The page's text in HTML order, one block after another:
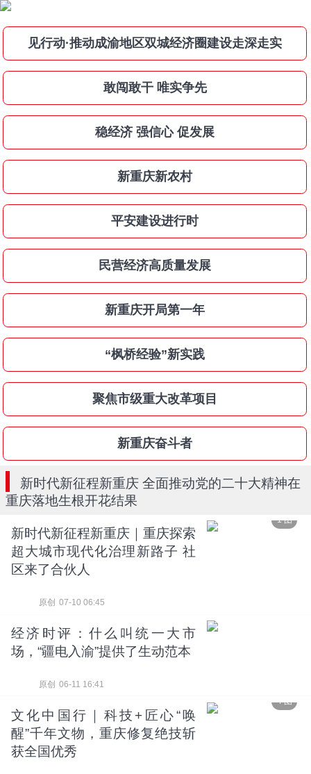
见行动·推动成渝地区双城经济圈建设走深走实
敢闯敢干 唯实争先
稳经济 强信心 促发展
新重庆新农村
平安建设进行时
民营经济高质量发展
新重庆开局第一年
“枫桥经验”新实践
聚焦市级重大改革项目
新重庆奋斗者
新时代新征程新重庆 全面推动党的二十大精神在
重庆落地生根开花结果
1 图
新时代新征程新重庆｜重庆探索
超大城市现代化治理新路子 社
区来了合伙人
07-10 06:45
原创
经济时评：什么叫统一大市
场，“疆电入渝”提供了生动范本
06-11 16:41
原创
4 图
文化中国行｜科技+匠心“唤
醒”千年文物，重庆修复绝技斩
获全国优秀